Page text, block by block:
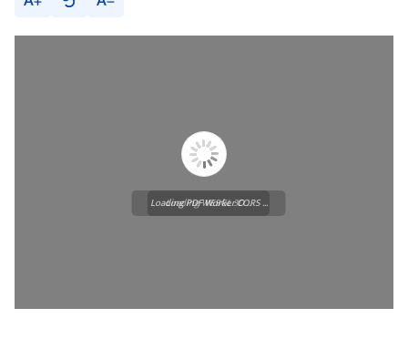
Loading WEBGL 3D ...
Loading PDF Worker CORS ...